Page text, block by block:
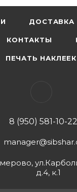
ДОСТАВКА
КОНТАКТЫ
ПЕЧАТЬ НАКЛЕЕК
8 (950) 581-10-22
д.4, к.1